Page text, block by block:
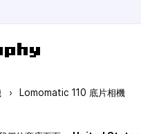
› Lomomatic 110 底片相機